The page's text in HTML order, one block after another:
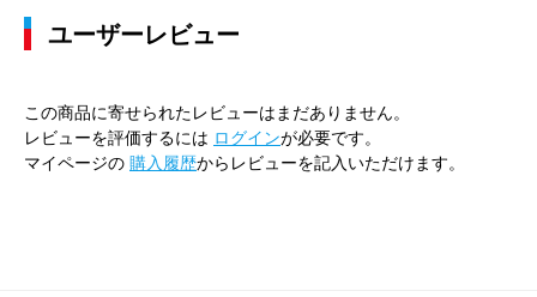
ユーザーレビュー
この商品に寄せられたレビューはまだありません。
レビューを評価するには ログインが必要です。
マイページの 購入履歴からレビューを記入いただけます。